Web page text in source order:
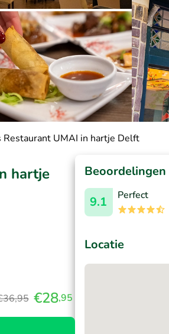
Restaurant UMAI in hartje Delft
hartje
€28,95
Beoordelingen
9.1
Perfect
Locatie